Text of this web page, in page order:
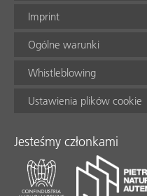
Imprint
Ogólne warunki
Whistleblowing
Ustawienia plików cookie
Jesteśmy członkami